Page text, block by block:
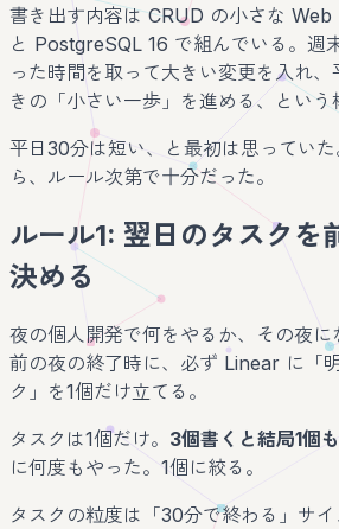
書き出す内容は CRUD の小さな Web
と PostgreSQL 16 で組んでいる。週
った時間を取って大きい変更を入れ
きの「小さい一歩」を進める、という
平日30分は短い、と最初は思ってい
ら、ルール次第で十分だった。
ルール1: 翌日のタスクを
決める
夜の個人開発で何をやるか、その夜に
前の夜の終了時に、必ず Linear に「
ク」を1個だけ立てる。
タスクは1個だけ。 3個書くと結局1個
に何度もやった。1個に絞る。
タスクの粒度は「30分で終わる」サ